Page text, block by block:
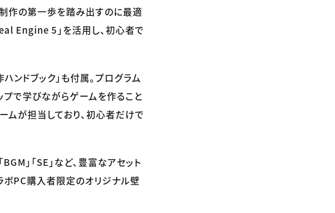
制作の第一歩を踏み出すのに最適
Engine 5」を活用し、初心者で
ンドブック」も付属。プログラム
プで学びながらゲームを作ること
ムが担当しており、初心者だけで
」「SE」など、豊富なアセット
ボPC購入者限定のオリジナル壁